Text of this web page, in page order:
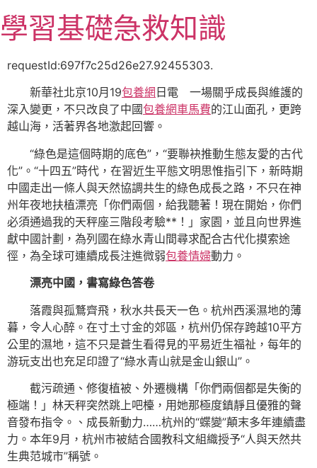
至
主
學習基礎急救知識
requestId:697f7c25d26e27.92455303.
新華社北京10月19包養網 日電 一場關乎成長與維護的
深入變更，不只改良了中國包養網車馬費的江山面孔，更跨
越山海，活著界各地激起回響。
“綠色是這個時期的底色”，“要聯袂推動生態友愛的古代
化”。“十四五”時代，在習近生平態文明思惟指引下，新時期
中國走出一條人與天然協調共生的綠色成長之路，不只在神
州年夜地扶植漂亮「你們兩個，給我聽著！現在開始，你們
必須通過我的天秤座三階段考驗**！」家園，並且向世界進
獻中國計劃，為列國在綠水青山間尋求配合古代化摸索途
徑，為全球可連續成長注進微弱包養情婦動力。
漂亮中國，書寫綠色答卷
落霞與孤鶩齊飛，秋水共長天一色。杭州西溪濕地的薄
暮，令人心醉。在寸土寸金的郊區，杭州仍保存跨越10平方
公里的濕地，這不只是蒼生看得見的平易近生福祉，每年的
游玩支出也充足印證了“綠水青山就是金山銀山”。
截污疏通、修復植被、外遷機構「你們兩個都是失衡的
極端！」林天秤突然跳上吧檯，用她那極度鎮靜且優雅的聲
音發布指令。、成長新動力……杭州的“蝶變”顛末多年連續盡
力。本年9月，杭州市被結合國教科文組織授予“人與天然共
生典范城市”稱號。